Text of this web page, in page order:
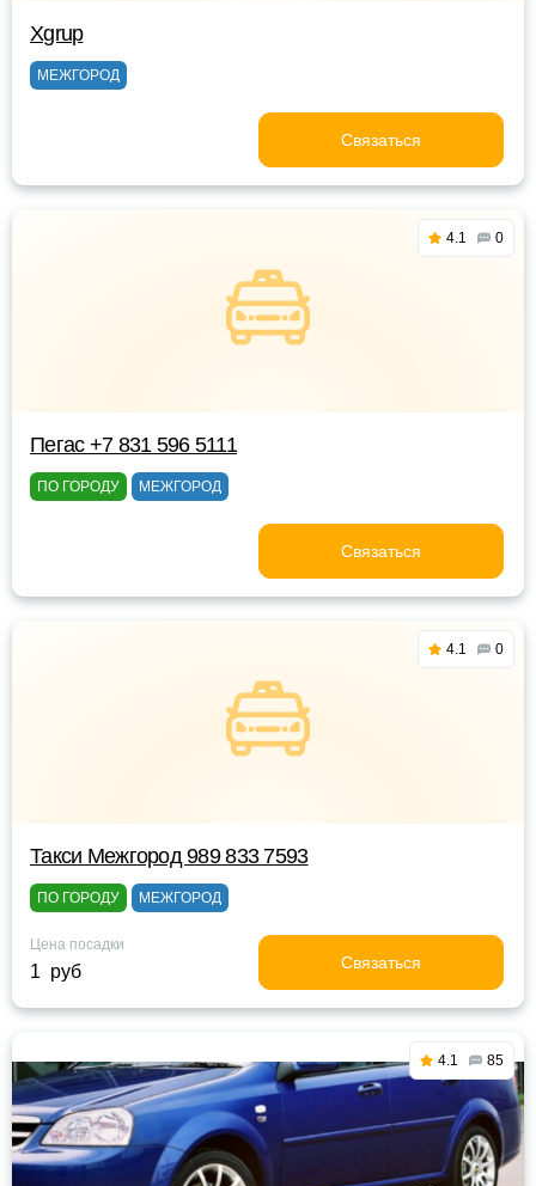
Xgrup
МЕЖГОРОД
Связаться
4.1 0
Пегас +7 831 596 5111
ПО ГОРОДУ МЕЖГОРОД
Связаться
4.1 0
Такси Межгород 989 833 7593
ПО ГОРОДУ МЕЖГОРОД
Цена посадки
1 руб Связаться
4.1 85